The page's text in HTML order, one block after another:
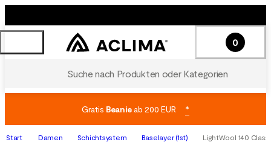
Suche nach Produkten oder Kategorien
0
Gratis Beanieab 200 EUR *
Start Damen Schichtsystem Baselayer (1st) LightWool 140